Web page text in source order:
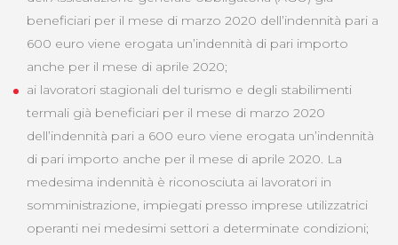
beneficiari per il mese di marzo 2020 dell’indennità pari a
600 euro viene erogata un’indennità di pari importo
anche per il mese di aprile 2020;
ai lavoratori stagionali del turismo e degli stabilimenti
termali già beneficiari per il mese di marzo 2020
dell’indennità pari a 600 euro viene erogata un’indennità
di pari importo anche per il mese di aprile 2020. La
medesima indennità è riconosciuta ai lavoratori in
somministrazione, impiegati presso imprese utilizzatrici
operanti nei medesimi settori a determinate condizioni;